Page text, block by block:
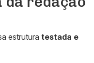
estrutura testada e